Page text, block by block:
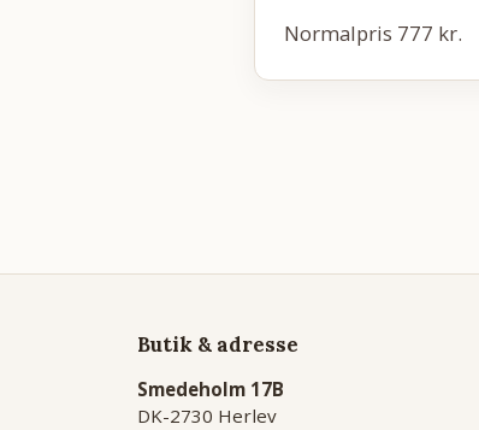
Normalpris 777 kr.
Butik & adresse
Smedeholm 17B
DK-2730 Herlev